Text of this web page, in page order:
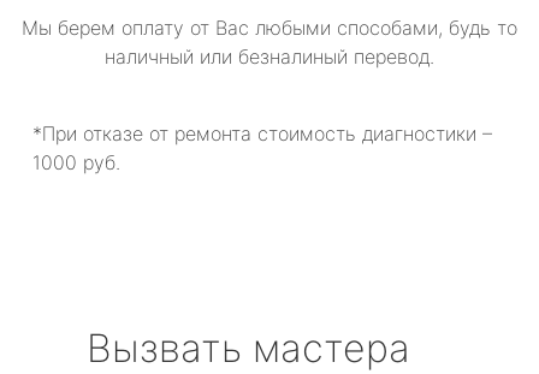
Мы берем оплату от Вас любыми способами, будь то
наличный или безналиный перевод.
*При отказе от ремонта стоимость диагностики –
1000 руб.
Вызвать мастера